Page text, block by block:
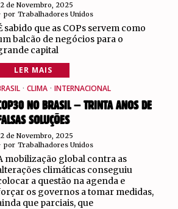
de Novembro, 2025
por Trabalhadores Unidos
sabido que as COPs servem como
balcão de negócios para o
capital
LER MAIS
· CLIMA · INTERNACIONAL
NO BRASIL – TRINTA ANOS DE
SOLUÇÕES
de Novembro, 2025
por Trabalhadores Unidos
mobilização global contra as
climáticas conseguiu
a questão na agenda e
os governos a tomar medidas,
que parciais, que